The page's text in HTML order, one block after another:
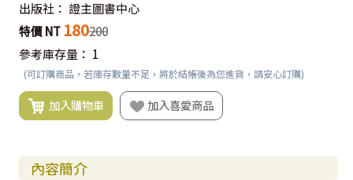
出版社： 證主圖書中心
特價 NT 180200
參考庫存量： 1
(可訂購商品，若庫存數量不足，將於結帳後為您進貨，請安心訂購)
加入購物車 加入喜愛商品
內容簡介